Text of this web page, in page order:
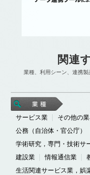
関連
業種、利用シーン、連携製
サービス業 その他の
公務（自治体・官公庁）
学術研究，専門・技術サ
建設業
情報通信業
生活関連サービス業，娯